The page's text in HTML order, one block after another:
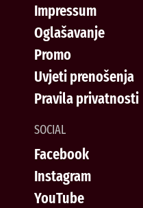
Impressum
Oglašavanje
Promo
Uvjeti prenošenja
Pravila privatnosti
SOCIAL
Facebook
Instagram
YouTube